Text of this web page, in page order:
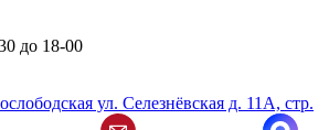
до 18-00
ул. Селезнёвская д. 11А, стр.